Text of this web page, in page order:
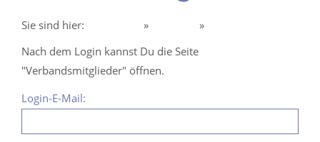
Sie sind hier: » »
Nach dem Login kannst Du die Seite
"Verbandsmitglieder" öffnen.
Login-E-Mail: